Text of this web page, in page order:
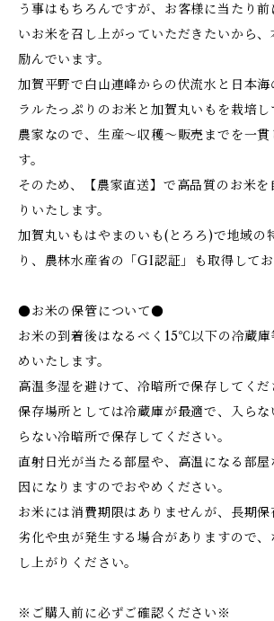
う事はもちろんですが、お客様に当たり
いお米を召し上がっていただきたいから
励んでいます。
加賀平野で白山連峰からの伏流水と日本
ラルたっぷりのお米と加賀丸いもを栽培し
農家なので、生産～収穫～販売までを一貫
す。
そのため、【農家直送】で高品質のお米
りいたします。
加賀丸いもはやまのいも(とろろ)で地域の
り、農林水産省の「GI認証」も取得してお
●お米の保管について●
お米の到着後はなるべく15℃以下の冷蔵
めいたします。
高温多湿を避けて、冷暗所で保存してくだ
保存場所としては冷蔵庫が最適で、入ら
らない冷暗所で保存してください。
直射日光が当たる部屋や、高温になる部
因になりますのでおやめください。
お米には消費期限はありませんが、長期
劣化や虫が発生する場合がありますので
し上がりください。
※ご購入前に必ずご確認ください※